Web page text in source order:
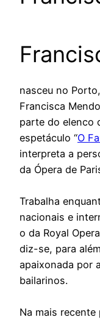
nasceu no
Francisca
parte do elenco
espetáculo “O
interpreta a
da Ópera de
Trabalha
nacionais e
o da Royal
diz-se, para
apaixonada por
bailarinos.
Na mais